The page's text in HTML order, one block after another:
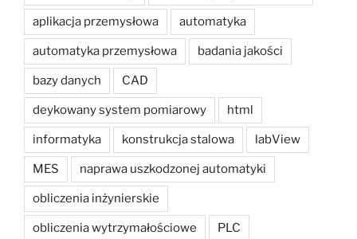
aplikacja przemysłowa automatyka
automatyka przemysłowa badania jakości
bazy danych CAD
deykowany system pomiarowy html
informatyka konstrukcja stalowa labView
MES naprawa uszkodzonej automatyki
obliczenia inżynierskie
obliczenia wytrzymałościowe PLC